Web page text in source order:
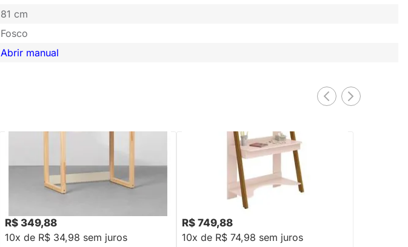
81 cm
Fosco
Abrir manual
Escrivaninha Infantil Noah Natural - Areia
R$ 349,88
10x de R$ 34,98 sem juros
PRONTA ENTREGA
Escrivaninha com Estante Noah Nozes e
Rosa Fosco – 95cm
-16%
R$ 749,88
10x de R$ 74,98 sem juros